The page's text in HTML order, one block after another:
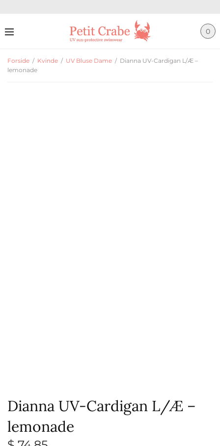
0
Forside / Kvinde / UV Bluse Dame / Dianna UV-Cardigan L/Æ –
lemonade
Dianna UV-Cardigan L/Æ –
lemonade